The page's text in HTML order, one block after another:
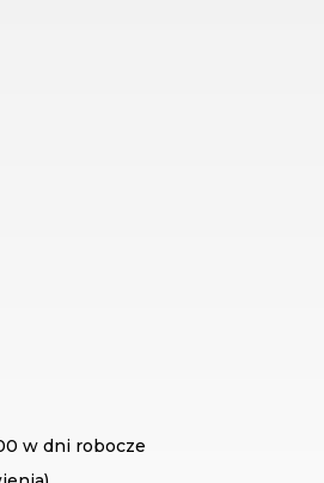
w dni robocze